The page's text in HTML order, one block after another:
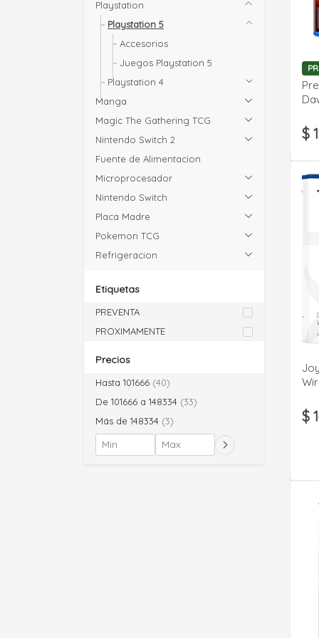
Playstation
Playstation 5
Accesorios
Juegos Playstation 5
Playstation 4
Manga
Magic The Gathering TCG
Nintendo Switch 2
Fuente de Alimentacion
Microprocesador
Nintendo Switch
Placa Madre
Pokemon TCG
Refrigeracion
Etiquetas
PREVENTA
PROXIMAMENTE
Precios
Hasta 101666 (40)
De 101666 a 148334 (33)
Más de 148334 (3)
$
$